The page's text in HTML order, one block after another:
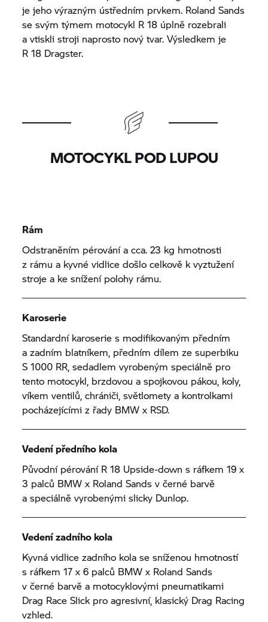
je jeho výrazným ústředním prvkem. Roland Sands
se svým týmem motocykl R 18 úplně rozebrali
a vtiskli stroji naprosto nový tvar. Výsledkem je
R 18 Dragster.
MOTOCYKL POD LUPOU
Rám
Odstraněním pérování a cca. 23 kg hmotnosti
z rámu a kyvné vidlice došlo celkově k vyztužení
stroje a ke snížení polohy rámu.
Karoserie
Standardní karoserie s modifikovaným předním
a zadním blatníkem, předním dílem ze superbiku
S 1000 RR, sedadlem vyrobeným speciálně pro
tento motocykl, brzdovou a spojkovou pákou, koly,
víkem ventilů, chrániči, světlomety a kontrolkami
pocházejícími z řady BMW x RSD.
Vedení předního kola
Původní pérování R 18 Upside-down s ráfkem 19 x
3 palců BMW x Roland Sands v černé barvě
a speciálně vyrobenými slicky Dunlop.
Vedení zadního kola
Kyvná vidlice zadního kola se sníženou hmotností
s ráfkem 17 x 6 palců BMW x Roland Sands
v černé barvě a motocyklovými pneumatikami
Drag Race Slick pro agresivní, klasický Drag Racing
vzhled.